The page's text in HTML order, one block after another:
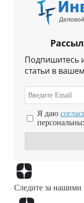
Подпишитесь
статьи в
Я даю
Следите за нашими